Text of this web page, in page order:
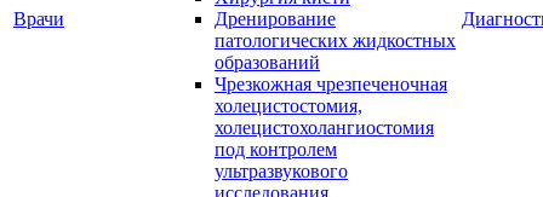
Врачи
Дренирование
патологических жидкостных
образований
Чрезкожная чрезпеченочная
холецистостомия,
холецистохолангиостомия
под контролем
ультразвукового
исследования